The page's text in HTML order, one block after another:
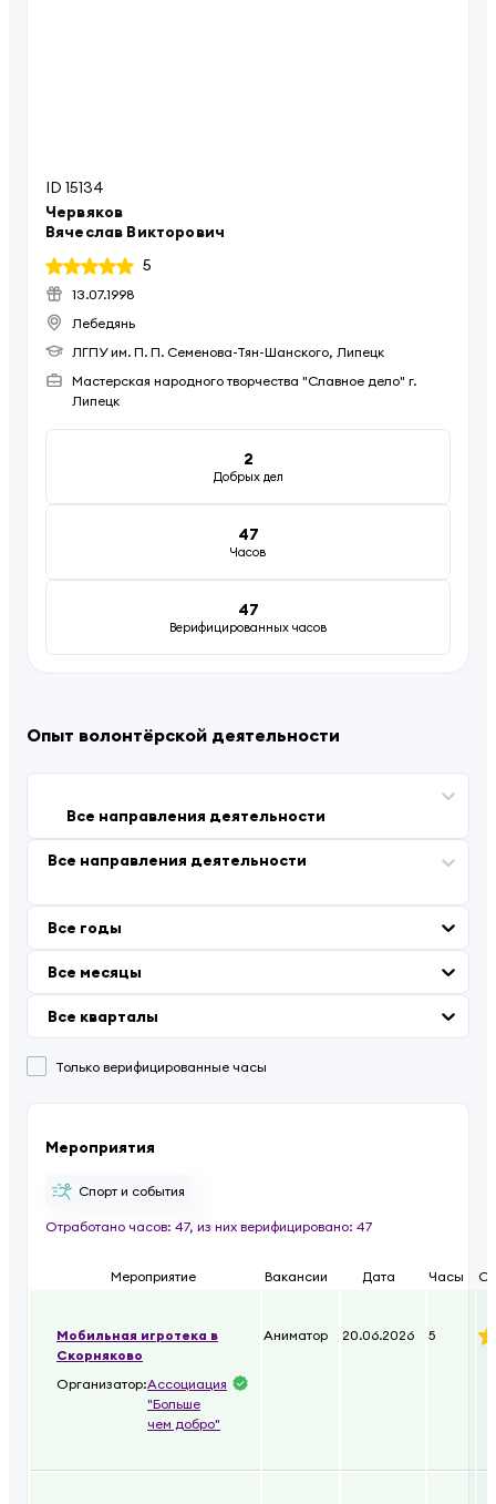
ID 15134
Червяков
Вячеслав Викторович
5
13.07.1998
Лебедянь
ЛГПУ им. П. П. Семенова-Тян-Шанского, Липецк
Мастерская народного творчества "Славное дело" г.
Липецк
2
Добрых дел
47
Часов
47
Верифицированных часов
Опыт волонтёрской деятельности
Все направления деятельности
Все направления деятельности
Все годы
Все месяцы
Все кварталы
Только верифицированные часы
Мероприятия
Спорт и события
Отработано часов: 47, из них верифицировано: 47
Мероприятие Вакансии Дата Часы
Мобильная игротека в
Скорняково
Организатор:Ассоциация
"Больше
чем добро"
Аниматор 20.06.2026 5